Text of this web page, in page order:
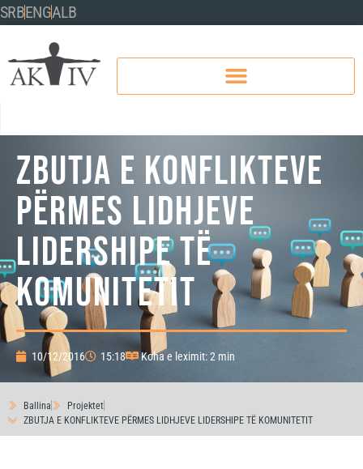
SRBENGALB
ZBUTJA E KONFLIKTEVE
PËRMES LIDHJEVE
LIDERSHIPE TË
KOMUNITETIT
10/12/2016 15:18 Koha e leximit: 2 min
Ballina
Projektet
ZBUTJA E KONFLIKTEVE PËRMES LIDHJEVE LIDERSHIPE TË KOMUNITETIT